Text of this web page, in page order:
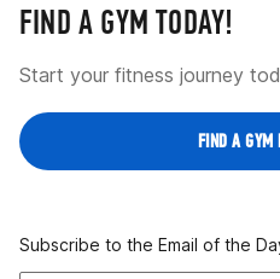
FIND A GYM TODAY!
Start your fitness journey
FIND A GYM
Subscribe to the Email of the